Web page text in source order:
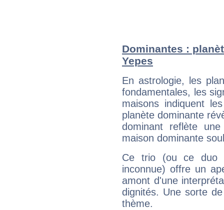
Dominantes :
Yepes
En astrologie, les
fondamentales, les
maisons indiquent
planète dominante
dominant reflète
maison dominante
Ce trio (ou ce duo
inconnue) offre un
amont d'une
dignités. Une sorte
thème.